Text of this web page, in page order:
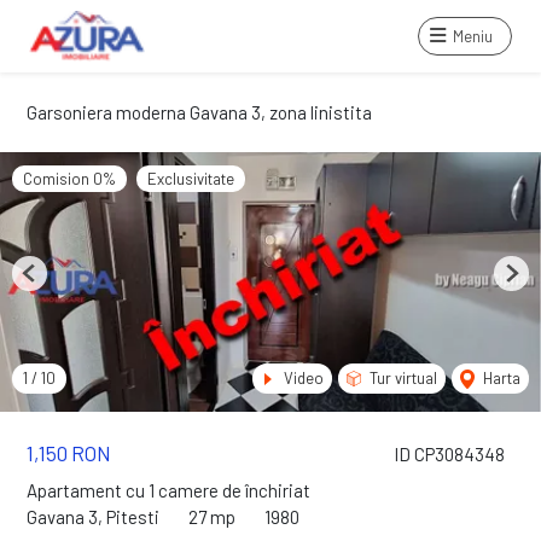
Meniu
Garsoniera moderna Gavana 3, zona linistita
ID CP3084348
1,150 RON
Apartament cu 1 camere de închiriat
Gavana 3, Pitesti
27 mp 1980
Comision 0% Exclusivitate
1 / 10 Video Tur virtual Harta
Previous Next